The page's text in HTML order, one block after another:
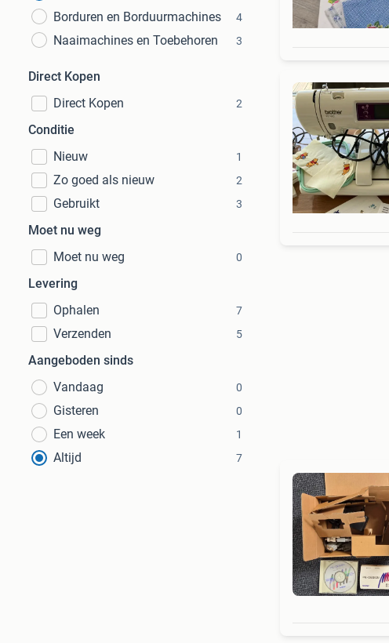
Borduren en Borduurmachines
4
Naaimachines en Toebehoren 3
Direct Kopen
Direct Kopen
2
Conditie
Nieuw
1
Zo goed als nieuw 2
Gebruikt 3
Moet nu weg
Moet nu weg
0
Levering
Ophalen
7
Verzenden 5
Aangeboden sinds
Vandaag
0
Gisteren 0
Een week 1
Altijd 7